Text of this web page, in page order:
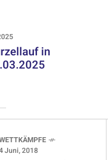
in
Juni, 2018